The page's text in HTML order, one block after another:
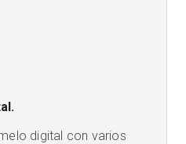
digital con varios